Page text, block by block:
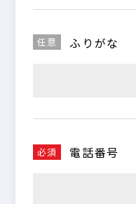
任意 ふりがな
必須 電話番号